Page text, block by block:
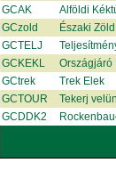
GCAK
Alföldi
GCzold
Északi Zöld
GCTELJ
GCKEKL
Országjáró
GCtrek
Trek Elek
GCTOUR
Tekerj
GCDDK2